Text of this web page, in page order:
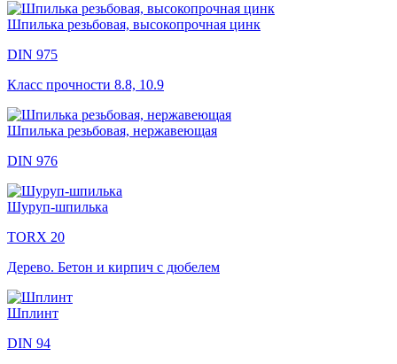
Шпилька резьбовая, высокопрочная цинк
DIN 975
Класс прочности 8.8, 10.9
Шпилька резьбовая, нержавеющая
DIN 976
Шуруп-шпилька
TORX 20
Дерево. Бетон и кирпич с дюбелем
Шплинт
DIN 94